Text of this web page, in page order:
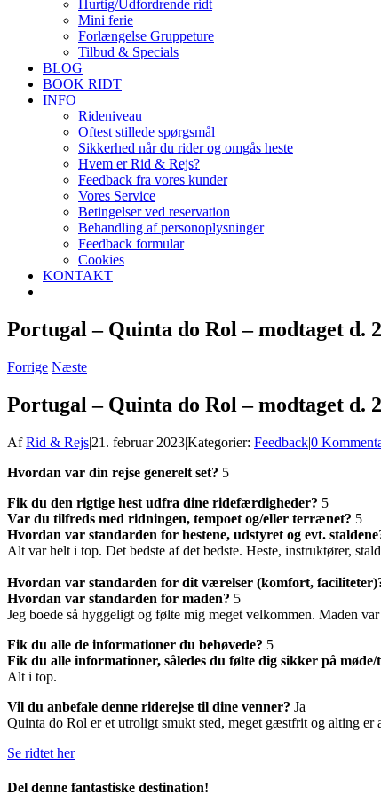
Hurtig/Udfordrende ridt
Mini ferie
Forlængelse Gruppeture
Tilbud & Specials
BLOG
BOOK RIDT
INFO
Rideniveau
Oftest stillede spørgsmål
Sikkerhed når du rider og omgås heste
Hvem er Rid & Rejs?
Feedback fra vores kunder
Vores Service
Betingelser ved reservation
Behandling af personoplysninger
Feedback formular
Cookies
KONTAKT
Portugal – Quinta do Rol – modtaget d.
Forrige Næste
Portugal – Quinta do Rol – modtaget d.
AfRid & Rejs|21. februar 2023|Kategorier: Feedback|0
Hvordan var din rejse generelt set? 5
Fik du den rigtige hest udfra dine ridefærdigheder? 5
Var du tilfreds med ridningen, tempoet og/eller terrænet? 5
Hvordan var standarden for hestene, udstyret og evt.
Alt var helt i top. Det bedste af det bedste. Heste, instruktører,
Hvordan var standarden for dit værelser (komfort,
Hvordan var standarden for maden? 5
Jeg boede så hyggeligt og følte mig meget velkommen. Maden
Fik du alle de informationer du behøvede? 5
Fik du alle informationer, således du følte dig sikker på
Alt i top.
Vil du anbefale denne riderejse til dine venner? Ja
Quinta do Rol er et utroligt smukt sted, meget gæstfrit og alting
Se ridtet her
Del denne fantastiske destination!